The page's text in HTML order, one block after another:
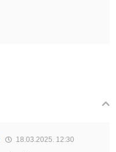
18.03.2025. 12:30